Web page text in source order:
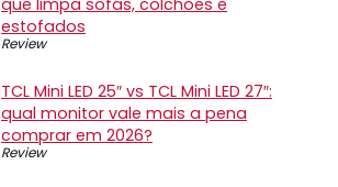
estofados
Review
TCL Mini LED 25″ vs TCL Mini LED 27″:
qual monitor vale mais a pena
comprar em 2026?
Review